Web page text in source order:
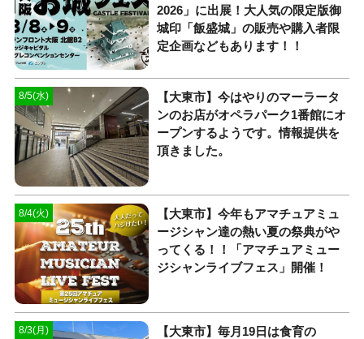
2026」に出展！大人気の限定版御
城印「飯盛城」の販売や購入者限
定企画などもあります！！
8/5(水)
【大東市】今はやりのマーラータ
ンのお店がオペラパーク1番館にオ
ープンするようです。情報提供を
頂きました。
8/4(火)
【大東市】今年もアマチュアミュ
ージシャン達の熱い夏の祭典がや
ってくる！！「アマチュアミュー
ジシャンライブフェス」開催！
8/3(月)
【大東市】毎月19日は食育の